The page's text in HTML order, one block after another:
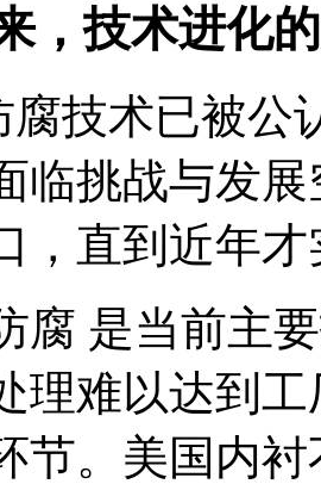
，技术进化
腐技术已被公
临挑战与发
，直到近年
腐 是当前主
理难以达到
节。美国内